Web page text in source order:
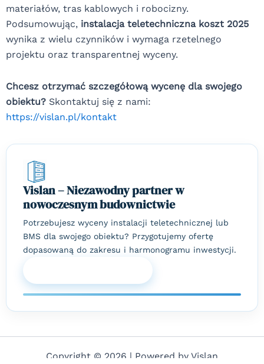
materiałów, tras kablowych i robocizny.
Podsumowując, instalacja teletechniczna koszt 2025
wynika z wielu czynników i wymaga rzetelnego
projektu oraz transparentnej wyceny.
Chcesz otrzymać szczegółową wycenę dla swojego
obiektu? Skontaktuj się z nami:
https://vislan.pl/kontakt
Vislan – Niezawodny partner w
nowoczesnym budownictwie
Potrzebujesz wyceny instalacji teletechnicznej lub
BMS dla swojego obiektu? Przygotujemy ofertę
dopasowaną do zakresu i harmonogramu inwestycji.
Copyright © 2026 | Powered by Vislan